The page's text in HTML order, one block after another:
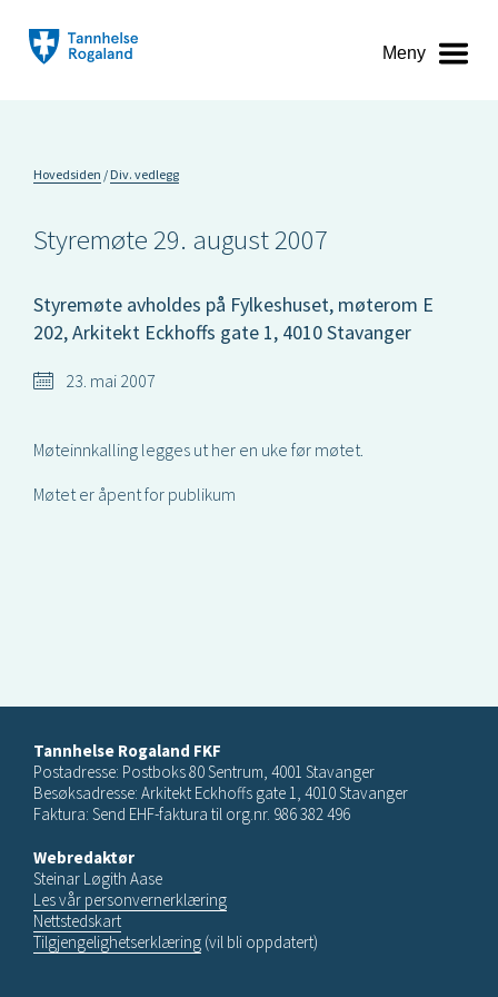
Meny
Hovedsiden Div. vedlegg
Styremøte 29. august 2007
Styremøte avholdes på Fylkeshuset, møterom E
202, Arkitekt Eckhoffs gate 1, 4010 Stavanger
23. mai 2007
Møteinnkalling legges ut her en uke før møtet.
Møtet er åpent for publikum
Tannhelse Rogaland FKF
Postadresse: Postboks 80 Sentrum, 4001 Stavanger
Besøksadresse: Arkitekt Eckhoffs gate 1, 4010 Stavanger
Faktura: Send EHF-faktura til org.nr. 986 382 496
Webredaktør
Steinar Løgith Aase
Les vår personvernerklæring
Nettstedskart
Tilgjengelighetserklæring (vil bli oppdatert)